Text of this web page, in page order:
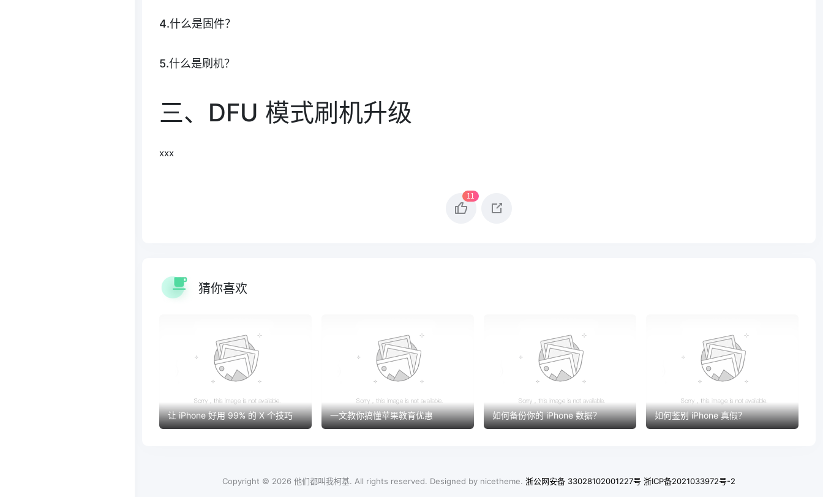
4.什么是固件？
5.什么是刷机？
三、DFU 模式刷机升级
xxx
11
猜你喜欢
让 iPhone 好用 99% 的 X 个技巧 一文教你搞懂苹果教育优惠 如何备份你的 iPhone 数据？ 如何鉴别 iPhone 真假？
Copyright © 2026 他们都叫我柯基. All rights reserved. Designed by nicetheme. 浙公网安备 33028102001227号 浙ICP备2021033972号-2